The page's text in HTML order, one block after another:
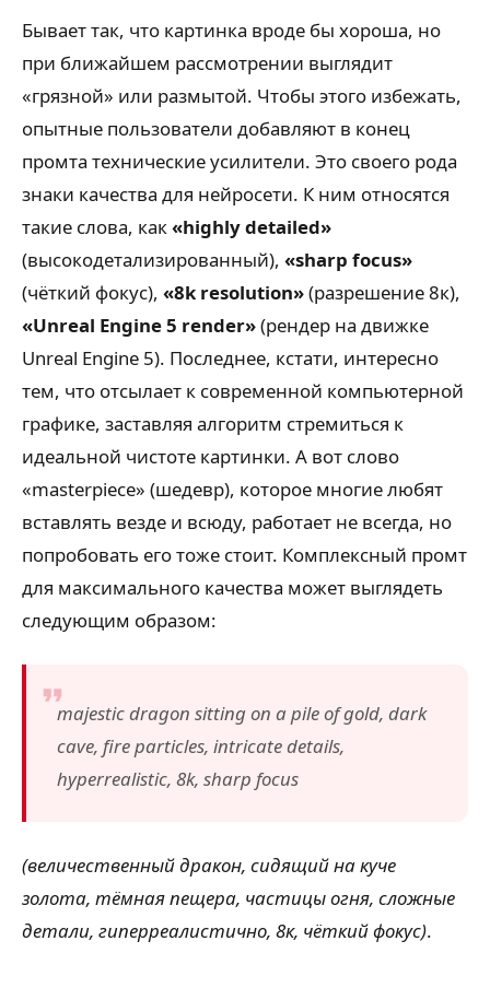
Бывает так, что картинка вроде бы хороша, но
при ближайшем рассмотрении выглядит
«грязной» или размытой. Чтобы этого избежать,
опытные пользователи добавляют в конец
промта технические усилители. Это своего рода
знаки качества для нейросети. К ним относятся
такие слова, как«highly detailed»
(высокодетализированный), «sharp focus»
(чёткий фокус), «8k resolution»(разрешение 8к),
«Unreal Engine 5 render»(рендер на движке
Unreal Engine 5). Последнее, кстати, интересно
тем, что отсылает к современной компьютерной
графике, заставляя алгоритм стремиться к
идеальной чистоте картинки. А вот слово
«masterpiece» (шедевр), которое многие любят
вставлять везде и всюду, работает не всегда, но
попробовать его тоже стоит. Комплексный промт
для максимального качества может выглядеть
следующим образом:
majestic dragon sitting on a pile of gold, dark
cave, fire particles, intricate details,
hyperrealistic, 8k, sharp focus
(величественный дракон, сидящий на куче
золота, тёмная пещера, частицы огня, сложные
детали, гиперреалистично, 8к, чёткий фокус).